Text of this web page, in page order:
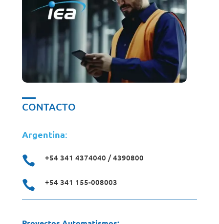
CONTACTO
Argentina:
 +54 341 4374040 / 4390800
 +54 341 155-008003